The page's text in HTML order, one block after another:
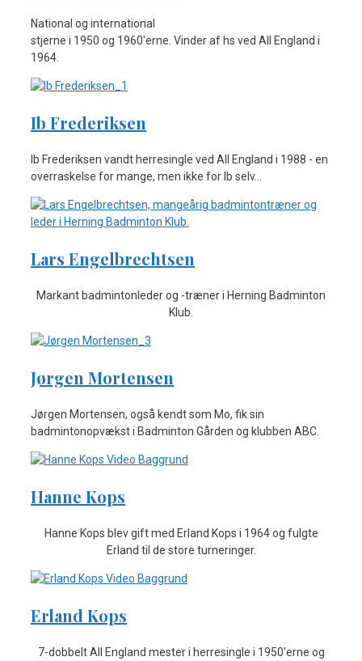
National og international
stjerne i 1950 og 1960'erne. Vinder af hs ved All England i
1964.
Ib Frederiksen
Ib Frederiksen vandt herresingle ved All England i 1988 - en
overraskelse for mange, men ikke for Ib selv...
Lars Engelbrechtsen
Markant badmintonleder og -træner i Herning Badminton
Klub.
Jørgen Mortensen
Jørgen Mortensen, også kendt som Mo, fik sin
badmintonopvækst i Badminton Gården og klubben ABC.
Hanne Kops
Hanne Kops blev gift med Erland Kops i 1964 og fulgte
Erland til de store turneringer.
Erland Kops
7-dobbelt All England mester i herresingle i 1950'erne og